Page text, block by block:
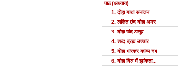
पाठ (अध्याय)
1. दोहा गाथा सनातन
2. ललित छंद दोहा अमर
3. दोहा छंद अनूप
4. शब्द ब्रह्म उच्चार
5. दोहा भास्कर काव्य नभ
6. दोहा दिल में झांकता...